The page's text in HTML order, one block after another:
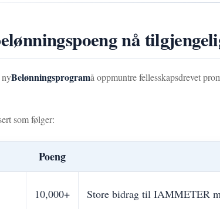
nå
nyBelønningsprogramå oppmuntre fellesskapsdrevet
som følger:
Poeng
10,000+ Store bidrag til IAMMETER